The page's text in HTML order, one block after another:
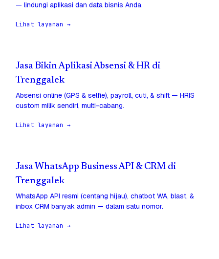
— lindungi aplikasi dan data bisnis Anda.
Lihat layanan →
Jasa Bikin Aplikasi Absensi & HR di
Trenggalek
Absensi online (GPS & selfie), payroll, cuti, & shift — HRIS
custom milik sendiri, multi-cabang.
Lihat layanan →
Jasa WhatsApp Business API & CRM di
Trenggalek
WhatsApp API resmi (centang hijau), chatbot WA, blast, &
inbox CRM banyak admin — dalam satu nomor.
Lihat layanan →